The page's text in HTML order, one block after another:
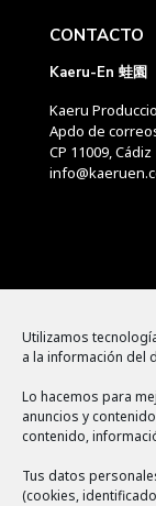
Utilizamos
a la información del
Lo hacemos para
anuncios y
contenido,
Tus datos
(cookies,
CONTACTO
Kaeru-En 蛙園
Kaeru
Apdo de
CP 11009, Cádiz
Política
Aviso legal
Política de